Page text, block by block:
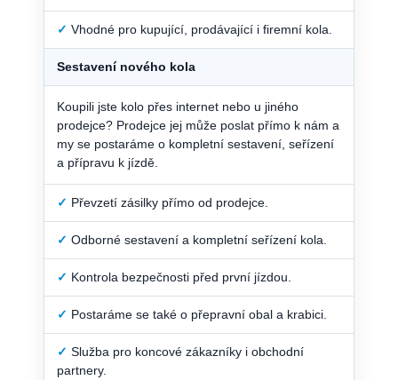
✓ Vhodné pro kupující, prodávající i firemní kola.
Sestavení nového kola
Koupili jste kolo přes internet nebo u jiného
prodejce? Prodejce jej může poslat přímo k nám a
my se postaráme o kompletní sestavení, seřízení
a přípravu k jízdě.
✓ Převzetí zásilky přímo od prodejce.
✓ Odborné sestavení a kompletní seřízení kola.
✓ Kontrola bezpečnosti před první jízdou.
✓ Postaráme se také o přepravní obal a krabici.
✓ Služba pro koncové zákazníky i obchodní
partnery.